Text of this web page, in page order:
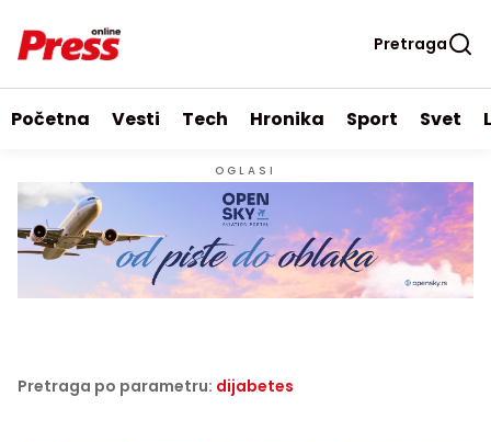
Pretraga
Početna Vesti Tech Hronika Sport Svet
OGLASI
Pretraga po parametru: dijabetes